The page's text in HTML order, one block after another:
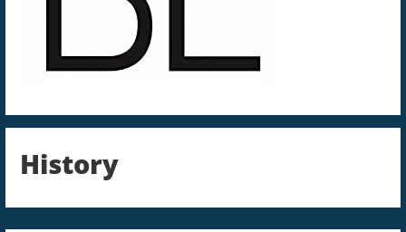
History